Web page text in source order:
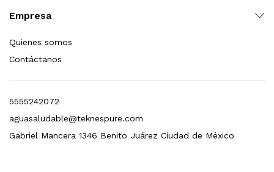
Empresa
Quienes somos
Contáctanos
5555242072
aguasaludable@teknespure.com
Gabriel Mancera 1346 Benito Juárez Ciudad de México